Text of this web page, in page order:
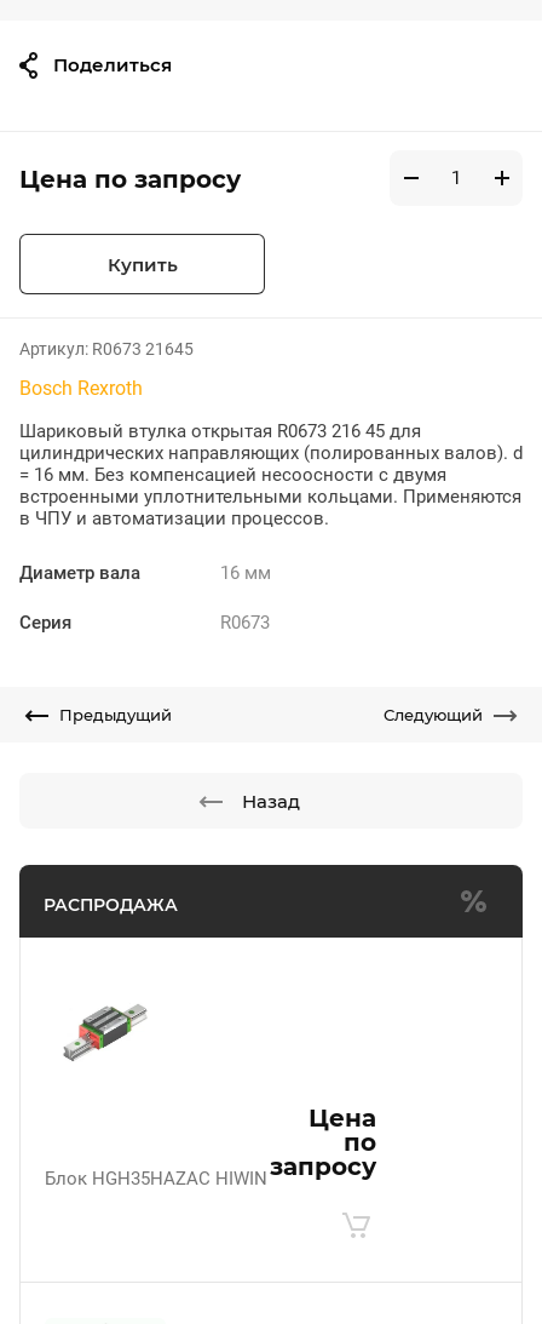
РАСПРОДАЖА
Блок HGH35HAZAC HIWIN
Цена
по
запросу
Цена по запросу
Купить
Артикул: R0673 21645
Bosch Rexroth
Шариковый втулка открытая R0673 216 45 для
цилиндрических направляющих (полированных валов). d
= 16 мм. Без компенсацией несоосности с двумя
встроенными уплотнительными кольцами. Применяются
в ЧПУ и автоматизации процессов.
Диаметр вала 16 мм
Серия R0673
Поделиться
Предыдущий Следующий
Назад